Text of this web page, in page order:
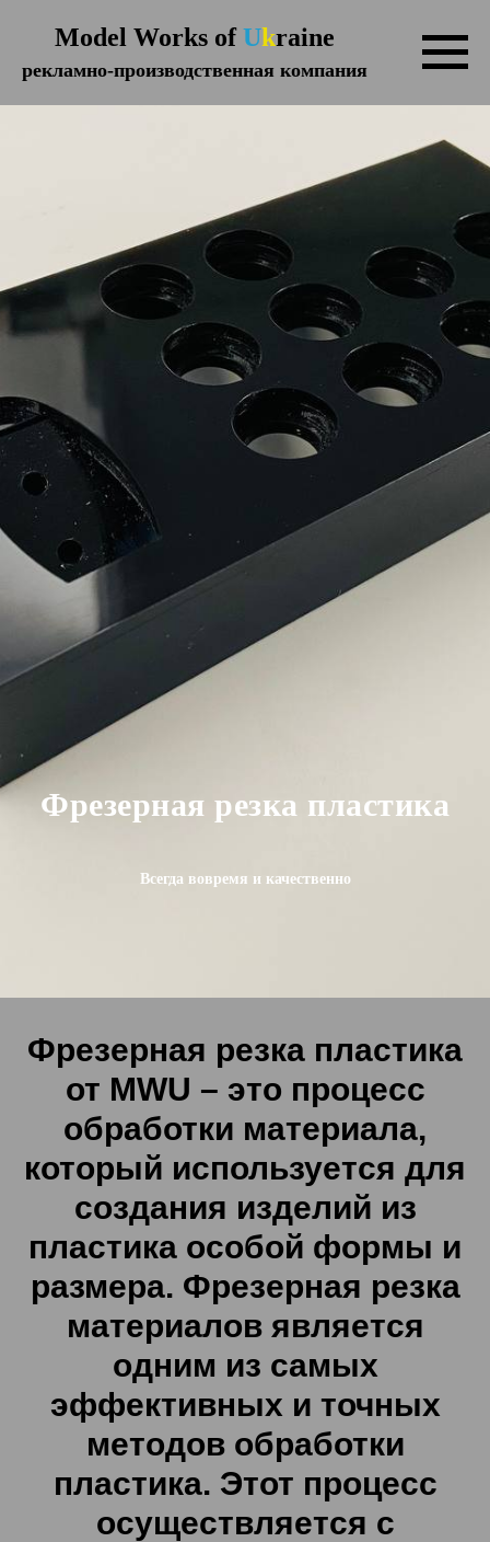
Model Works ofUkraine
рекламно-производственная компания
Фрезерная резка пластика
Всегда вовремя и качественно
Фрезерная резка пластика
от MWU – это процесс
обработки материала,
который используется для
создания изделий из
пластика особой формы и
размера. Фрезерная резка
материалов является
одним из самых
эффективных и точных
методов обработки
пластика. Этот процесс
осуществляется с